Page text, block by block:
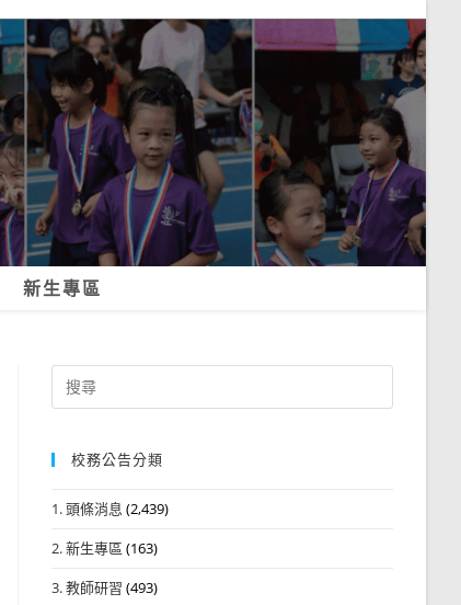
新生專區
Search
for:
校務公告分類
1. 頭條消息 (2,439)
2. 新生專區 (163)
3. 教師研習 (493)